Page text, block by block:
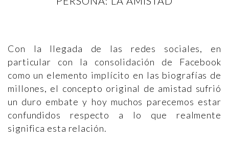
Con la llegada de las redes sociales, en
particular con la consolidación de Facebook
como un elemento implícito en las biografías de
millones, el concepto original de amistad sufrió
un duro embate y hoy muchos parecemos estar
confundidos respecto a lo que realmente
significa esta relación.